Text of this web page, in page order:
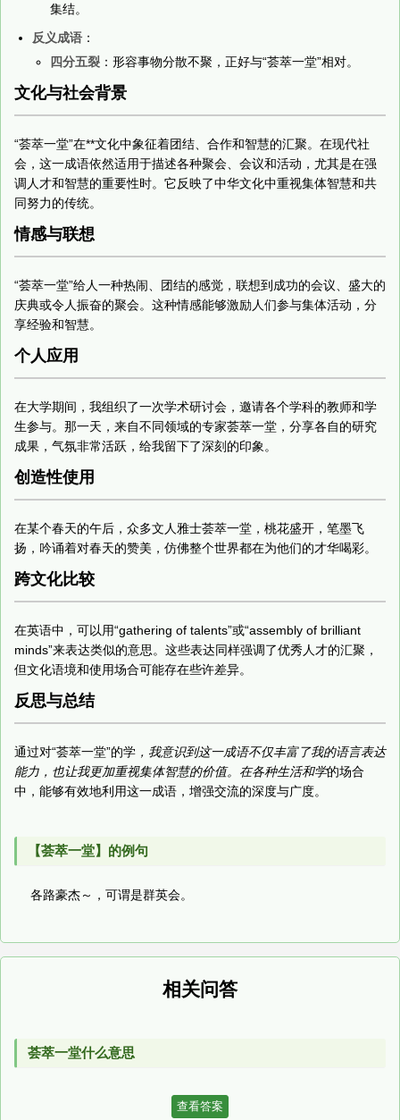
集结。
反义成语 ：
四分五裂 ：形容事物分散不聚，正好与“荟萃一堂”相对。
文化与社会背景
“荟萃一堂”在**文化中象征着团结、合作和智慧的汇聚。在现代社
会，这一成语依然适用于描述各种聚会、会议和活动，尤其是在强
调人才和智慧的重要性时。它反映了中华文化中重视集体智慧和共
同努力的传统。
情感与联想
“荟萃一堂”给人一种热闹、团结的感觉，联想到成功的会议、盛大的
庆典或令人振奋的聚会。这种情感能够激励人们参与集体活动，分
享经验和智慧。
个人应用
在大学期间，我组织了一次学术研讨会，邀请各个学科的教师和学
生参与。那一天，来自不同领域的专家荟萃一堂，分享各自的研究
成果，气氛非常活跃，给我留下了深刻的印象。
创造性使用
在某个春天的午后，众多文人雅士荟萃一堂，桃花盛开，笔墨飞
扬，吟诵着对春天的赞美，仿佛整个世界都在为他们的才华喝彩。
跨文化比较
在英语中，可以用“gathering of talents”或“assembly of brilliant
minds”来表达类似的意思。这些表达同样强调了优秀人才的汇聚，
但文化语境和使用场合可能存在些许差异。
反思与总结
通过对“荟萃一堂”的学 ，我意识到这一成语不仅丰富了我的语言表达
能力，也让我更加重视集体智慧的价值。在各种生活和学的场合
中，能够有效地利用这一成语，增强交流的深度与广度。
【荟萃一堂】的例句
各路豪杰～，可谓是群英会。
相关问答
荟萃一堂什么意思
查看答案